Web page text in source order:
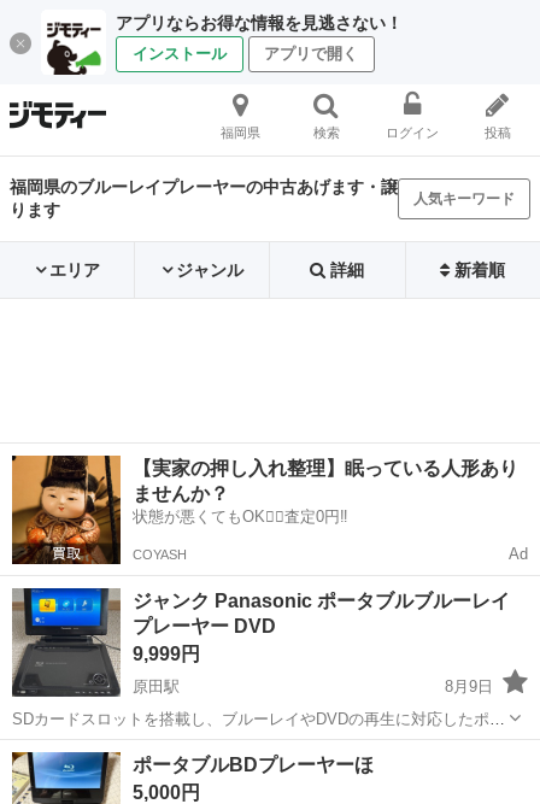
アプリならお得な情報を見逃さない！
インストール アプリで開く
福岡県 検索 ログイン 投稿
福岡県のブルーレイプレーヤーの中古あげます・譲
ります
人気キーワード
エリア ジャンル 詳細 新着順
【実家の押し入れ整理】眠っている人形あり
ませんか？
状態が悪くてもOK🙆‍♀️査定0円‼️
COYASH Ad
ジャンク Panasonic ポータブルブルーレイ
プレーヤー DVD
9,999円
原田駅
8月9日
SDカードスロットを搭載し、ブルーレイやDVDの再生に対応したポー
タブルプレーヤーです。 - メーカー: Panasonic - 型番: DMP-B200 - カ
ラー: ブラック - 対応メディア: ブルーレイディスク, ...
福岡 筑紫野市 原田駅 映像プレーヤー、レコーダー
ポータブルBDプレーヤーほ
5,000円